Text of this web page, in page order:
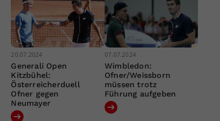
20.07.2024
Generali Open
Kitzbühel:
Österreicherduell
Ofner gegen
Neumayer
07.07.2024
Wimbledon:
Ofner/Weissborn
müssen trotz
Führung aufgeben